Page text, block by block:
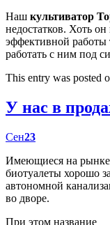
Наш культиватор
недостатков. Хоть
эффективной
работать с ним под
This entry was posted
У нас в
Сен23
Имеющиеся на рынке
биотуалеты хорошо
автономной
во дворе.
При этом название